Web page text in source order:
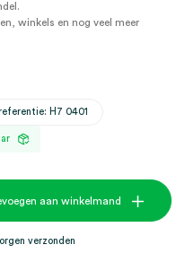
winkels en nog veel meer
H7 0401
aan winkelmand
verzonden